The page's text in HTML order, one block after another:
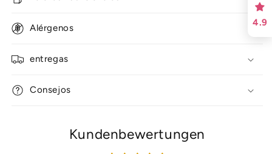
Alérgenos
entregas
Consejos
Kundenbewertungen
4.9